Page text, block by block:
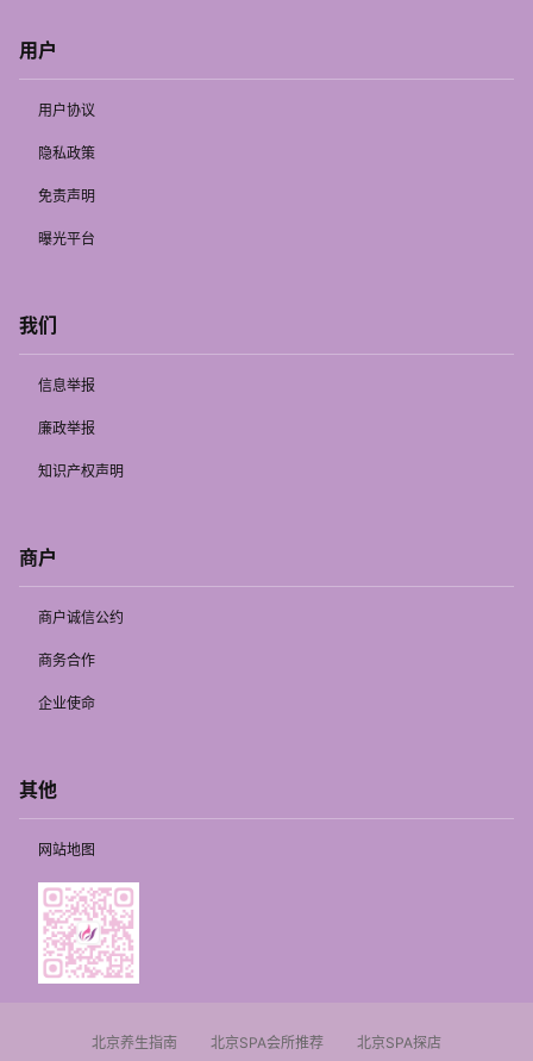
用户
用户协议
隐私政策
免责声明
曝光平台
我们
信息举报
廉政举报
知识产权声明
商户
商户诚信公约
商务合作
企业使命
其他
网站地图
北京养生指南 北京SPA会所推荐 北京SPA探店